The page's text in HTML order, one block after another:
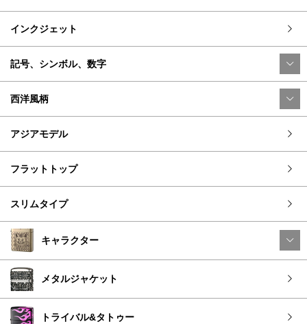
インクジェット
記号、シンボル、数字
西洋風柄
アジアモデル
フラットトップ
スリムタイプ
キャラクター
メタルジャケット
トライバル&タトゥー